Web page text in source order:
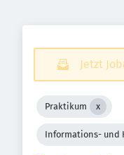
Jetzt
Praktikum
Informations- und